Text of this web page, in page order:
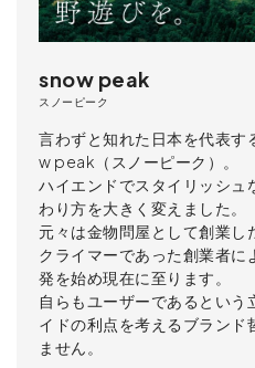
snow peak
スノーピーク
言わずと知れた日本を代表
w peak（スノーピーク）。
ハイエンドでスタイリッシュ
わり方を大きく変えました。
元々は金物問屋として創業し
クライマーであった創業者に
発を始め現在に至ります。
自らもユーザーであるとい
イドの利点を考えるブランド
ません。